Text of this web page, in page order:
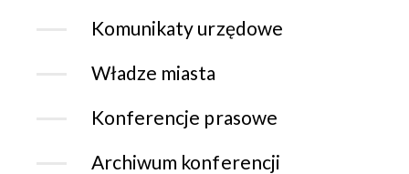
Komunikaty urzędowe
Władze miasta
Konferencje prasowe
Archiwum konferencji